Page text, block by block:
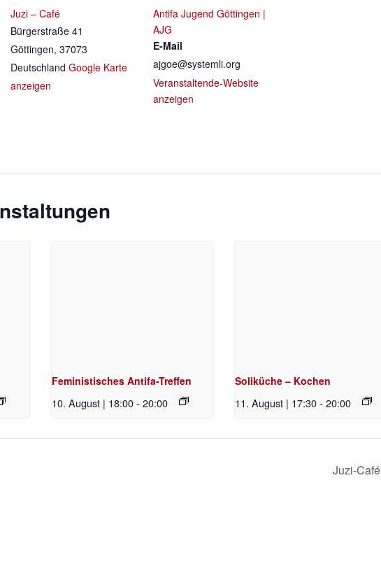
Juzi – Café
Bürgerstraße 41
Göttingen, 37073
Deutschland Google Karte
anzeigen
Antifa Jugend Göttingen |
AJG
E-Mail
ajgoe@systemli.org
Veranstaltende-Website
anzeigen
Feministisches Antifa-Treffen
10. August | 18:00- 20:00
Soliküche – Kochen
11. August | 17:30- 20:00
Juzi-Café